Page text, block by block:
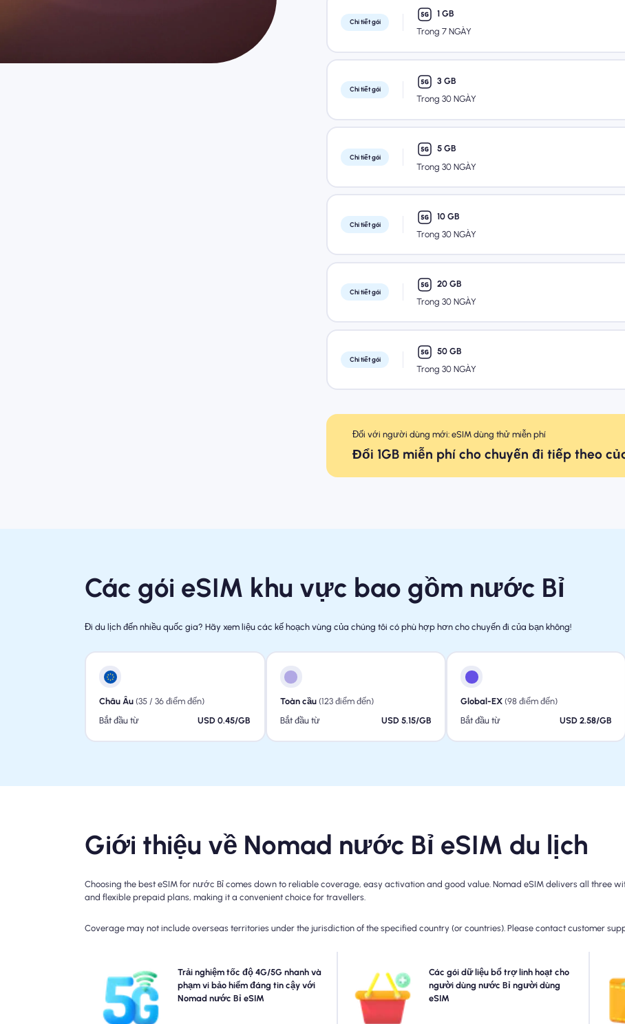
Chi tiết gói
1 GB
Trong 7 NGÀY
Chi tiết gói
3 GB
Trong 30 NGÀY
Chi tiết gói
5 GB
Trong 30 NGÀY
Chi tiết gói
10 GB
Trong 30 NGÀY
Chi tiết gói
20 GB
Trong 30 NGÀY
Chi tiết gói
50 GB
Trong 30 NGÀY
Đối với người dùng mới: eSIM dùng thử miễn phí
Đổi 1GB miễn phí cho chuyến đi tiếp theo
Các gói eSIM khu vực bao gồm nước Bỉ
Đi du lịch đến nhiều quốc gia? Hãy xem liệu các kế hoạch vùng của chúng tôi có phù hợp hơn cho chuyến đi của bạn không!
Châu Âu (35 / 36 điểm đến)
Bắt đầu từ
USD 0.45/GB
Toàn cầu(123 điểm đến)
Bắt đầu từ
USD 5.15/GB
Global-EX (98 điểm đến)
Bắt đầu từ
USD 2.58/GB
Giới thiệu về Nomad nước Bỉ eSIM du lịch
Choosing the best eSIM for nước Bỉ comes down to reliable coverage, easy activation and good value. Nomad eSIM delivers all three
and flexible prepaid plans, making it a convenient choice for travellers.
Coverage may not include overseas territories under the jurisdiction of the specified country (or countries). Please contact customer
Trải nghiệm tốc độ 4G/5G nhanh và
phạm vi bảo hiểm đáng tin cậy với
Nomad nước Bỉ eSIM
Trải nghiệm kết nối f-fast 5G, 4G với nước Bỉ du lịch esim
của Nomad. Vui lòng kiểm tra chi tiết kế hoạch của bạn
để biết tính khả dụng và tốc độ mạng cụ thể, vì phạm vi
bảo hiểm có thể thay đổi theo địa điểm và thời gian trong
Các gói dữ liệu bổ trợ linh hoạt cho
người dùng nước Bỉ người dùng
eSIM
Cần thêm dữ liệu hoặc mở rộng kế hoạch của bạn? Chỉ
cần mua một tiện ích bổ sung cho nước Bỉ eSIM của bạn
để tiếp tục thưởng thức kết nối 5G/4G liền mạch của
bạn. Khi kế hoạch ban đầu của bạn hết hạn, tiện ích bổ